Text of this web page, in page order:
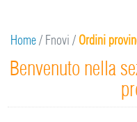
Home/ Fnovi / Ordini
Benvenuto nella